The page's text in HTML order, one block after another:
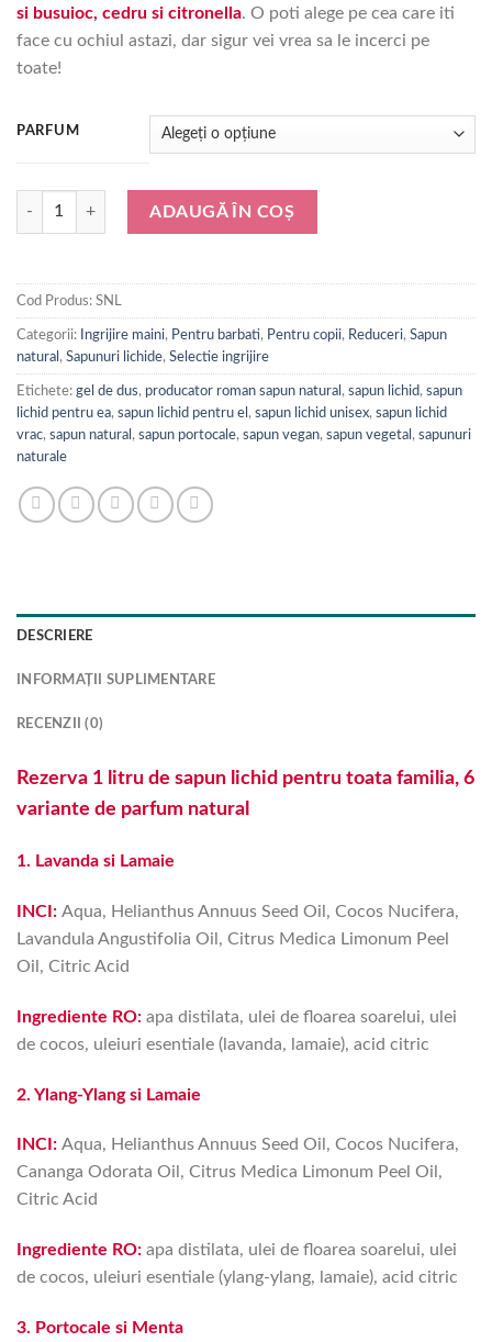
si busuioc, cedru si citronella. O poti alege pe cea care iti
face cu ochiul astazi, dar sigur vei vrea sa le incerci pe
toate!
PARFUM
Cantitate Rezerva sapun lichid natural, 6 variante de parfum (1 litru)
ADAUGĂ ÎN COȘ
Cod Produs: SNL
Categorii: Ingrijire maini, Pentru barbati, Pentru copii, Reduceri, Sapun
natural , Sapunuri lichide, Selectie ingrijire
Etichete: gel de dus, producator roman sapun natural , sapun lichid, sapun
lichid pentru ea, sapun lichid pentru el , sapun lichid unisex, sapun lichid
vrac, sapun natural , sapun portocale, sapun vegan, sapun vegetal , sapunuri
naturale
DESCRIERE
INFORMAȚII SUPLIMENTARE
RECENZII (0)
Rezerva 1 litru de sapun lichid pentru toata familia, 6
variante de parfum natural
1. Lavanda si Lamaie
INCI: Aqua, Helianthus Annuus Seed Oil, Cocos Nucifera,
Lavandula Angustifolia Oil, Citrus Medica Limonum Peel
Oil , Citric Acid
Ingrediente RO: apa distilata, ulei de floarea soarelui, ulei
de cocos, uleiuri esentiale (lavanda, lamaie), acid citric
2. Ylang-Ylang si Lamaie
INCI: Aqua, Helianthus Annuus Seed Oil, Cocos Nucifera,
Cananga Odorata Oil, Citrus Medica Limonum Peel Oil ,
Citric Acid
Ingrediente RO: apa distilata, ulei de floarea soarelui, ulei
de cocos, uleiuri esentiale (ylang-ylang, lamaie), acid citric
3. Portocale si Menta